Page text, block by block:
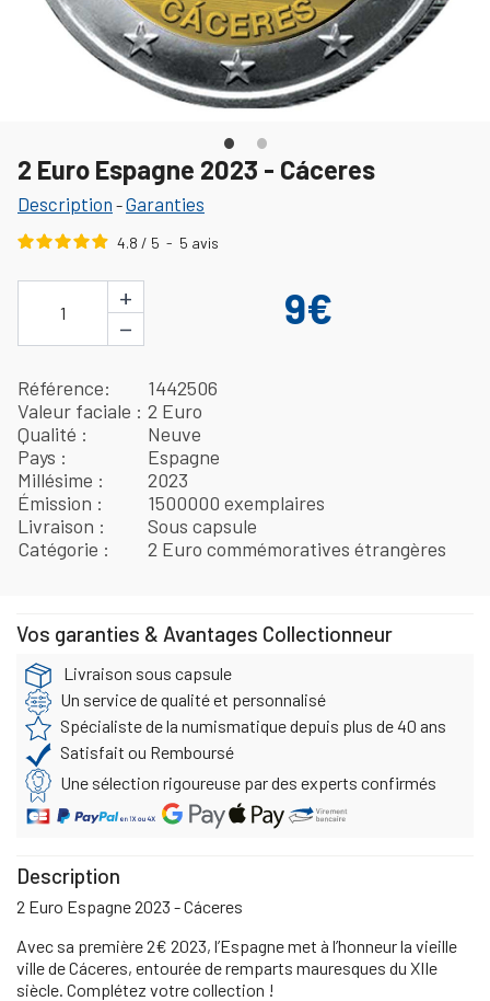
2 Euro Espagne 2023 - Cáceres
Description -Garanties
4.8 / 5 - 5 avis
1
+
−
9€
Référence
1442506
Valeur faciale
2 Euro
Qualité
Neuve
Pays
Espagne
Millésime
2023
Émission
1500000 exemplaires
Livraison
Sous capsule
Catégorie
2 Euro commémoratives étrangères
Vos garanties & Avantages Collectionneur
Livraison sous capsule
Un service de qualité et personnalisé
Spécialiste de la numismatique depuis plus de 40 ans
Satisfait ou Remboursé
Une sélection rigoureuse par des experts confirmés
Description
2 Euro Espagne 2023 - Cáceres
Avec sa première 2€ 2023, l’Espagne met à l’honneur la vieille
ville de Cáceres, entourée de remparts mauresques du XIIe
siècle. Complétez votre collection !